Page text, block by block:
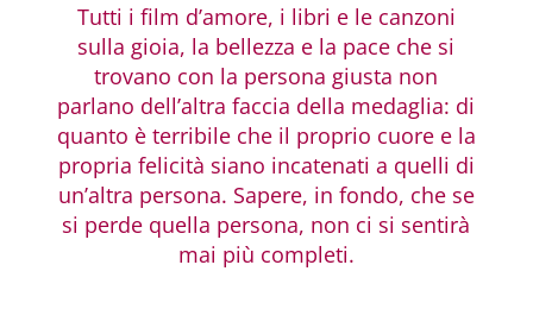
Tutti i film d’amore, i libri e le canzoni
sulla gioia, la bellezza e la pace che si
trovano con la persona giusta non
parlano dell’altra faccia della medaglia: di
quanto è terribile che il proprio cuore e la
propria felicità siano incatenati a quelli di
un’altra persona. Sapere, in fondo, che se
si perde quella persona, non ci si sentirà
mai più completi.